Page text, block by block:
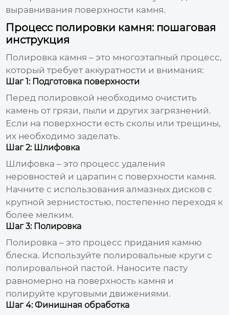
выравнивания поверхности камня.
Процесс полировки камня: пошаговая
инструкция
Полировка камня – это многоэтапный процесс,
который требует аккуратности и внимания:
Шаг 1: Подготовка поверхности
Перед полировкой необходимо очистить
камень от грязи, пыли и других загрязнений.
Если на поверхности есть сколы или трещины,
их необходимо заделать.
Шаг 2: Шлифовка
Шлифовка – это процесс удаления
неровностей и царапин с поверхности камня.
Начните с использования алмазных дисков с
крупной зернистостью, постепенно переходя к
более мелким.
Шаг 3: Полировка
Полировка – это процесс придания камню
блеска. Используйте полировальные круги с
полировальной пастой. Наносите пасту
равномерно на поверхность камня и
полируйте круговыми движениями.
Шаг 4: Финишная обработка